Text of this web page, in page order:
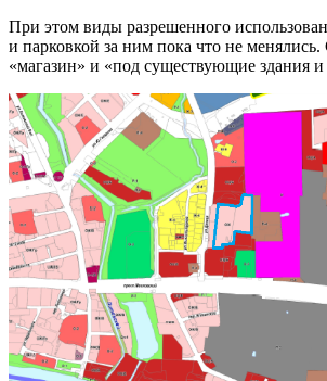
При этом виды разрешенного
и парковкой за ним пока что не менялись.
«магазин» и «под существующие здания